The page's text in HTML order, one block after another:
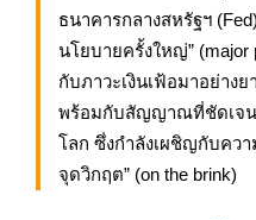
ธนาคารกลางสหรัฐฯ
นโยบายครั้งใหญ่”
กับภาวะเงินเฟ้อมาอย่าง
พร้อมกับสัญญาณที่ชัดเจน
โลก ซึ่งกำลังเผชิญกับควา
จุดวิกฤต” (on the brink)